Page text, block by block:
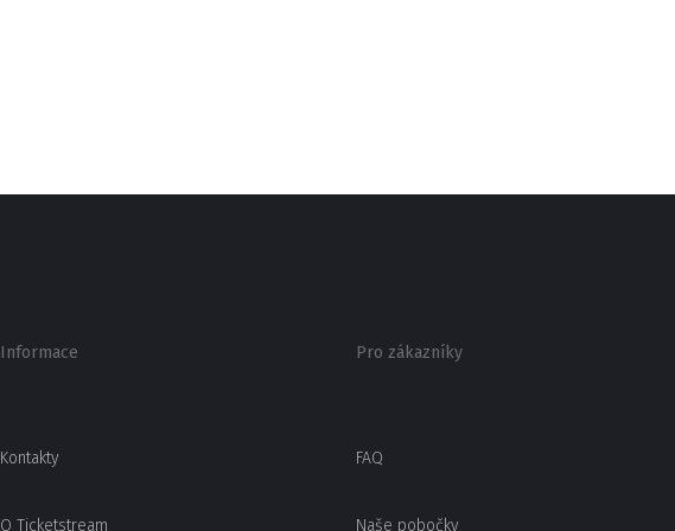
Informace
Kontakty
O Ticketstream
Pro zákazníky
FAQ
Naše pobočky